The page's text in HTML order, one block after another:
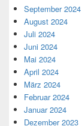
September 2024
August 2024
Juli 2024
Juni 2024
Mai 2024
April 2024
März 2024
Februar 2024
Januar 2024
Dezember 2023